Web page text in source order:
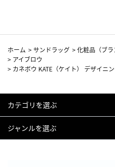
ホーム >サンドラッグ >化粧品（ブラ
> アイブロウ
> カネボウ KATE（ケイト） デザイニ
カテゴリを選ぶ
ジャンルを選ぶ